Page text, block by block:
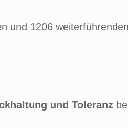
und 1206
und Toleranz